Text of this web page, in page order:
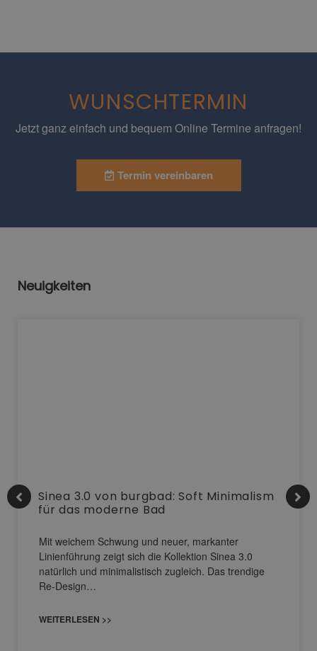
WUNSCHTERMIN
Jetzt ganz einfach und bequem Online Termine anfragen!
Termin vereinbaren
Neuigkeiten
Sinea 3.0 von burgbad: Soft Minimalism
für das moderne Bad
Mit weichem Schwung und neuer, markanter
Linienführung zeigt sich die Kollektion Sinea 3.0
natürlich und minimalistisch zugleich. Das trendige
Re-Design…
WEITERLESEN >>